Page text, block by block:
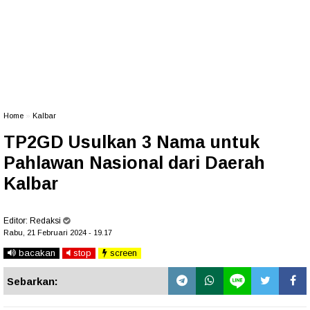
Home Kalbar
TP2GD Usulkan 3 Nama untuk
Pahlawan Nasional dari Daerah
Kalbar
Editor: Redaksi
Rabu, 21 Februari 2024 - 19.17
bacakan stop screen
Sebarkan: